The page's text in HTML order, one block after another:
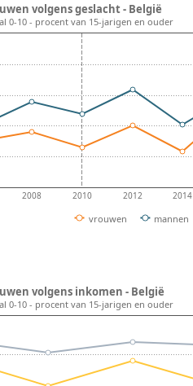
2008 2010 2012 2014
vrouwen mannen
volgens geslacht - België
0-10 - procent van 15-jarigen en ouder
volgens inkomen - België
0-10 - procent van 15-jarigen en ouder